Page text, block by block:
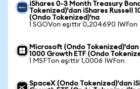
iShares 0-3 Month Treasury
Tokenized)'dan iShares Russell
(Ondo Tokenized)'na
1 SGOVon eşittir 0,204690 IWFon
Microsoft (Ondo Tokenized)'dan
1000 Growth ETF (Ondo
1 MSFTon eşittir 1,0006 IWFon
SpaceX (Ondo Tokenized)'dan